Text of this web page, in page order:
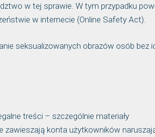
w tej sprawie. W tym przypadku
w internecie (Online Safety Act).
seksualizowanych obrazów osób bez
treści – szczególnie materiały
zawieszają konta użytkowników